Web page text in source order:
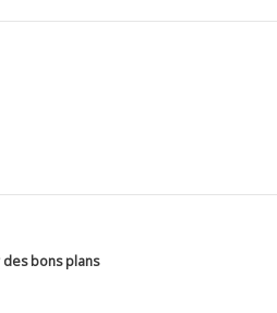
bons plans